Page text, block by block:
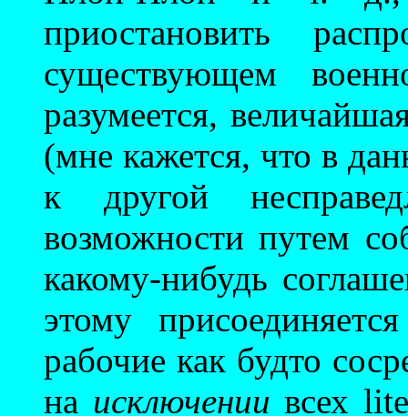
приостановить
существующем
разумеется,
(мне кажется, что в
к другой
возможности путем
какому-нибудь
этому
рабочие как будто
на исключении всех